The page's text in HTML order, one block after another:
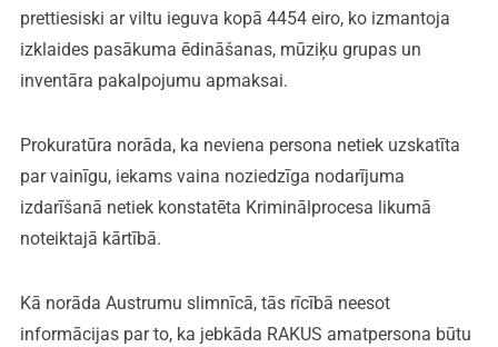
prettiesiski ar viltu ieguva kopā 4454 eiro, ko izmantoja
izklaides pasākuma ēdināšanas, mūziķu grupas un
inventāra pakalpojumu apmaksai.
Prokuratūra norāda, ka neviena persona netiek uzskatīta
par vainīgu, iekams vaina noziedzīga nodarījuma
izdarīšanā netiek konstatēta Kriminālprocesa likumā
noteiktajā kārtībā.
Kā norāda Austrumu slimnīcā, tās rīcībā neesot
informācijas par to, ka jebkāda RAKUS amatpersona būtu